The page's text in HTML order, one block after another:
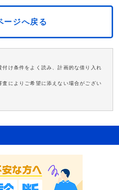
ージへ戻る
け条件をよく読み、計画的な借り入れ
によりご希望に添えない場合がござい